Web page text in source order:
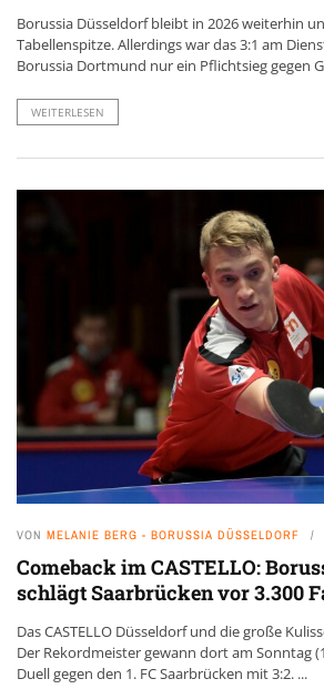
Borussia Düsseldorf bleibt in 2026 weiterhin
Tabellenspitze. Allerdings war das 3:1 am
Borussia Dortmund nur ein Pflichtsieg gegen
WEITERLESEN
VON MELANIE BERG - BORUSSIA DÜSSELDORF
Comeback im CASTELLO:
schlägt Saarbrücken vor 3.300
Das CASTELLO Düsseldorf und die große
Der Rekordmeister gewann dort am Sonntag
Duell gegen den 1. FC Saarbrücken mit 3:2. ...